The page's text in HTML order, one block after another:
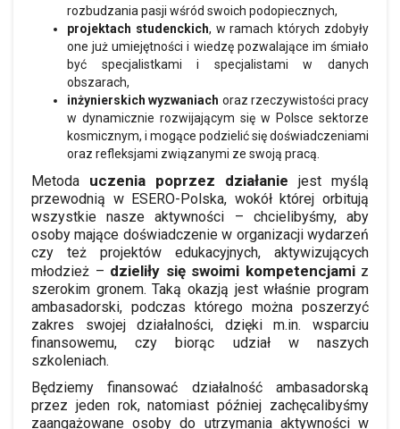
rozbudzania pasji wśród swoich podopiecznych,
projektach studenckich, w ramach których zdobyły
one już umiejętności i wiedzę pozwalające im śmiało
być specjalistkami i specjalistami w danych
obszarach,
inżynierskich wyzwaniach oraz rzeczywistości pracy
w dynamicznie rozwijającym się w Polsce sektorze
kosmicznym, i mogące podzielić się doświadczeniami
oraz refleksjami związanymi ze swoją pracą.
Metoda uczenia poprzez działanie jest myślą
przewodnią w ESERO-Polska, wokół której orbitują
wszystkie nasze aktywności – chcielibyśmy, aby
osoby mające doświadczenie w organizacji wydarzeń
czy też projektów edukacyjnych, aktywizujących
młodzież – dzieliły się swoimi kompetencjamiz
szerokim gronem. Taką okazją jest właśnie program
ambasadorski, podczas którego można poszerzyć
zakres swojej działalności, dzięki m.in. wsparciu
finansowemu, czy biorąc udział w naszych
szkoleniach.
Będziemy finansować działalność ambasadorską
przez jeden rok, natomiast później zachęcalibyśmy
zaangażowane osoby do utrzymania aktywności w